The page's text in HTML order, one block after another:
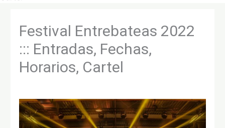
Festival Entrebateas 2022
::: Entradas, Fechas,
Horarios, Cartel